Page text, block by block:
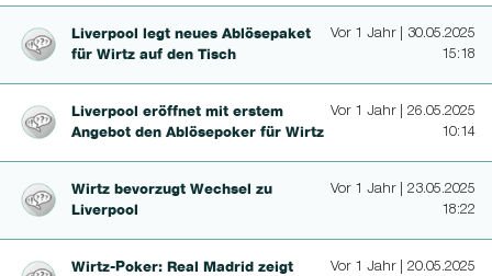
Liverpool legt neues Ablösepaket
für Wirtz auf den Tisch
Vor 1 Jahr | 30.05.2025
15:18
Liverpool eröffnet mit erstem
Angebot den Ablösepoker für Wirtz
Vor 1 Jahr | 26.05.2025
10:14
Wirtz bevorzugt Wechsel zu
Liverpool
Vor 1 Jahr | 23.05.2025
18:22
Wirtz-Poker: Real Madrid zeigt
Vor 1 Jahr | 20.05.2025